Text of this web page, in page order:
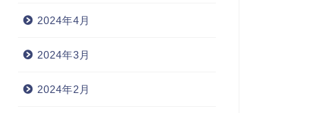
2024年4月
2024年3月
2024年2月